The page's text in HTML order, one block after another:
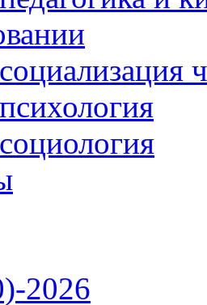
2026